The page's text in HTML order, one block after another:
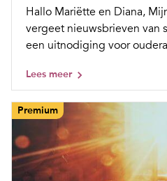
Hallo Mariëtte en Diana,
vergeet nieuwsbrieven van
een uitnodiging voor
Lees meer
Premium